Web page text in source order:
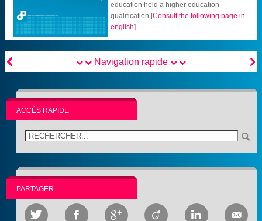
education held a higher education
qualification [Consult the following page in
english]
 
Navigation rapide
ACCÈS RAPIDE
PARTAGER
     